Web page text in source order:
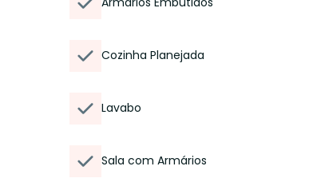
Cozinha Planejada
Lavabo
Sala com Armários